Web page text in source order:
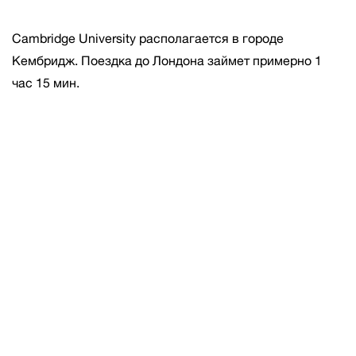
Cambridge University располагается в городе
Кембридж. Поездка до Лондона займет примерно 1
час 15 мин.